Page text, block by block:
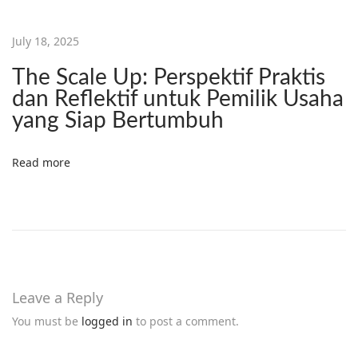
V
T
I
F
July 18, 2025
The Scale Up: Perspektif Praktis
dan Reflektif untuk Pemilik Usaha
yang Siap Bertumbuh
Read more
Leave a Reply
You must be logged in to post a comment.